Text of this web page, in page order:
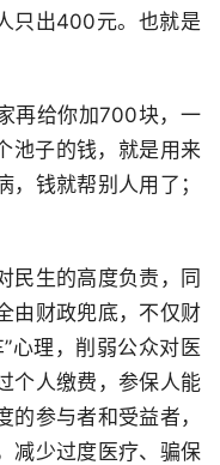
只出400元。也就是
再给你加700块，一
池子的钱，就是用来
钱就帮别人用了；
民生的高度负责，同
由财政兜底，不仅财
心理，削弱公众对医
个人缴费，参保人能
参与者和受益者，
减少过度医疗、骗保